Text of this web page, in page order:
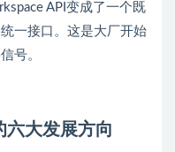
API变成了一个既
一接口。这是大厂开始
号。
大发展方向